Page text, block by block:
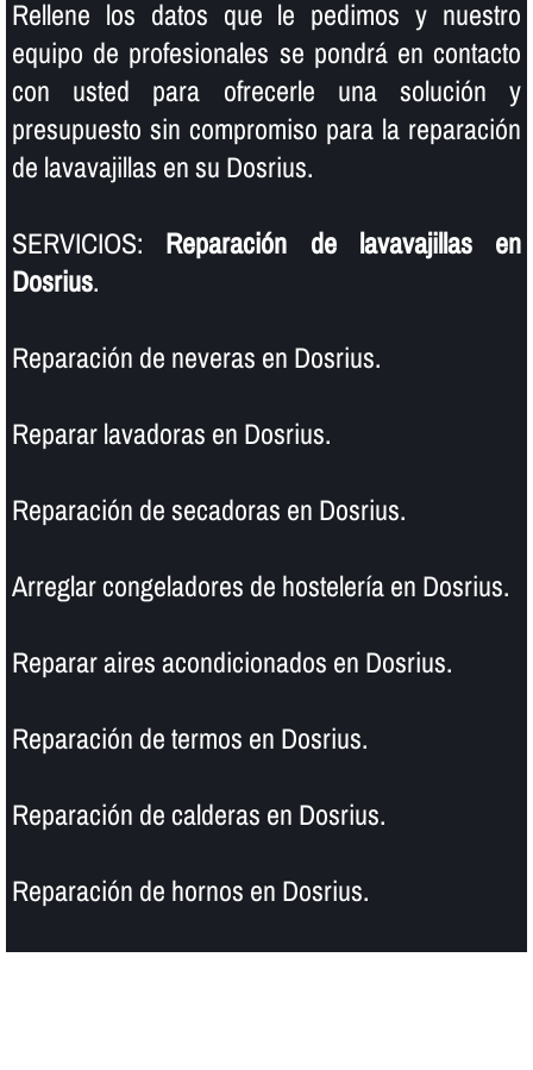
Rellene los datos que le pedimos y nuestro
equipo de profesionales se pondrá en contacto
con usted para ofrecerle una solución y
presupuesto sin compromiso para la reparación
de lavavajillas en su Dosrius.
SERVICIOS: Reparación de lavavajillas en
Dosrius.
Reparación de neveras en Dosrius.
Reparar lavadoras en Dosrius.
Reparación de secadoras en Dosrius.
Arreglar congeladores de hostelerí­a en Dosrius.
Reparar aires acondicionados en Dosrius.
Reparación de termos en Dosrius.
Reparación de calderas en Dosrius.
Reparación de hornos en Dosrius.